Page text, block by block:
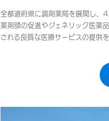
全都道府県に調剤薬局を展開し、
薬剤師の促進やジェネリック医薬
される良質な医療サービスの提供を